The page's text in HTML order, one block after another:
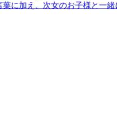
に加え、次女のお子様と一